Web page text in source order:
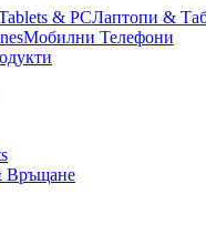
Лаптопи &
Мобилни Телефони
Връщане